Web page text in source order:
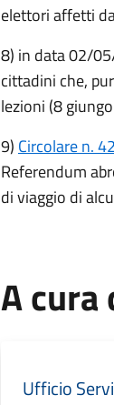
elettori affetti
8) in data 02/
cittadini che,
lezioni (8
9) Circolare n.
Referendum
di viaggio di
A cura
Ufficio